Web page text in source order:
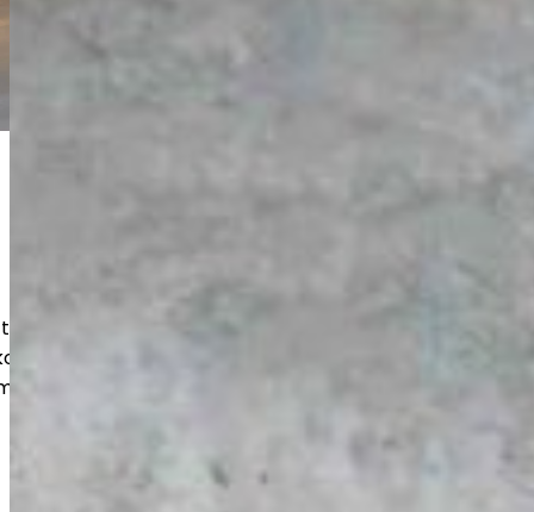
pinnoitukset ja korjaukset myös
Saat kestävän ja siistin
arjessa ja näyttää hyvältä vuosien